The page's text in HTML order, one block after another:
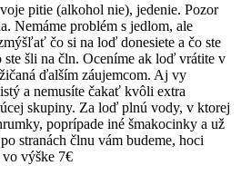
pitie (alkohol nie), jedenie. Pozor
Nemáme problém s jedlom, ale
čo si na loď donesiete a čo ste
šli na čln. Oceníme ak loď vrátite v
ďalším záujemcom. Aj vy
a nemusíte čakať kvôli extra
skupiny. Za loď plnú vody, v ktorej
poprípade iné šmakocinky a už
stranách člnu vám budeme, hoci
výške 7€